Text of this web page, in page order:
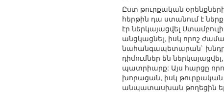
Ըստ թուրքական
հերթին դա ստանում է
էր ներկայացվել
անցկացնել, իսկ որոշ
նահանգապետարան`
դիմումներ են
պատրիարք: Այս հարցը
խորացան, իսկ թուրքական
անպատասխան թողեցին